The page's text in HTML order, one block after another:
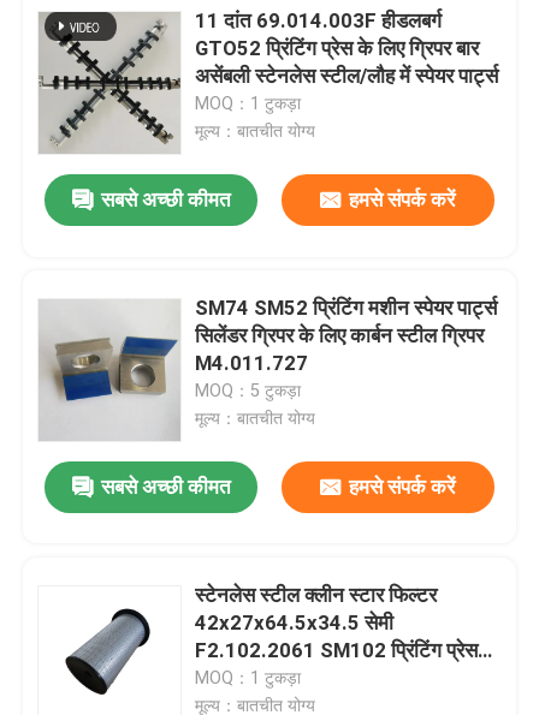
11 दांत 69.014.003F हीडलबर्ग
GTO52 प्रिंटिंग प्रेस के लिए ग्रिपर बार
असेंबली स्टेनलेस स्टील/लौह में स्पेयर पार्ट्स
MOQ：1 टुकड़ा
मूल्य：बातचीत योग्य
सबसे अच्छी कीमत हमसे संपर्क करें
SM74 SM52 प्रिंटिंग मशीन स्पेयर पार्ट्स
सिलेंडर ग्रिपर के लिए कार्बन स्टील ग्रिपर
M4.011.727
MOQ：5 टुकड़ा
मूल्य：बातचीत योग्य
सबसे अच्छी कीमत हमसे संपर्क करें
स्टेनलेस स्टील क्लीन स्टार फिल्टर
42x27x64.5x34.5 सेमी
F2.102.2061 SM102 प्रिंटिंग प्रेस
स्पेयर पार्ट्स के लिए
MOQ：1 टुकड़ा
मूल्य：बातचीत योग्य